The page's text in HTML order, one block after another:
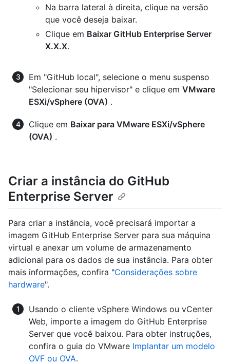
Na barra lateral à direita, clique na versão
que você deseja baixar.
Clique em Baixar GitHub Enterprise Server
X.X.X.
Em "GitHub local", selecione o menu suspenso
"Selecionar seu hipervisor" e clique em VMware
ESXi/vSphere (OVA) .
Clique em Baixar para VMware ESXi/vSphere
(OVA) .
Criar a instância do GitHub
Enterprise Server
Para criar a instância, você precisará importar a
imagem GitHub Enterprise Server para sua máquina
virtual e anexar um volume de armazenamento
adicional para os dados de sua instância. Para obter
mais informações, confira "Considerações sobre
hardware".
Usando o cliente vSphere Windows ou vCenter
Web, importe a imagem do GitHub Enterprise
Server que você baixou. Para obter instruções,
confira o guia do VMware Implantar um modelo
OVF ou OVA.